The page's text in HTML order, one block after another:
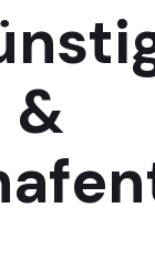
&